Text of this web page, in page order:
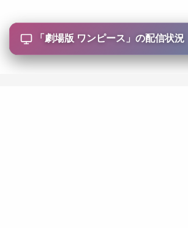
「 劇場版 ワンピース 」の配信状況